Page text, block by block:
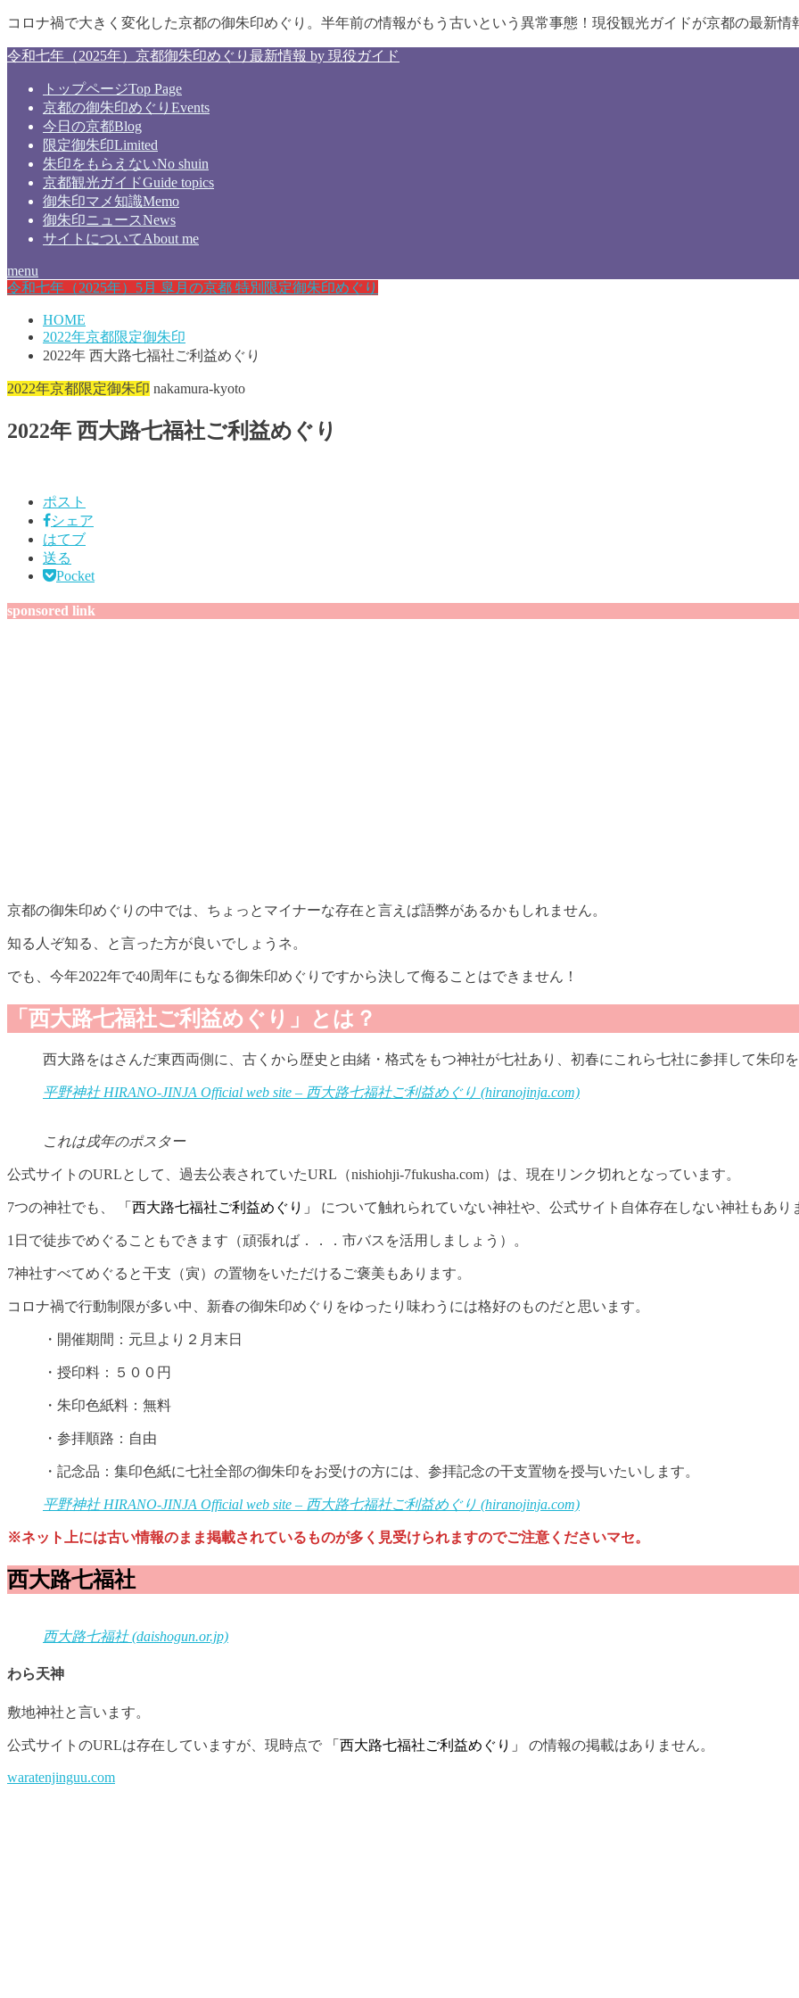
コロナ禍で大きく変化した京都の御朱印めぐり。半年前の情報がもう古いという異常事態！現役観光ガイドが京都の最新情
令和七年（2025年）京都御朱印めぐり最新情報 by 現役ガイド
トップページTop Page
京都の御朱印めぐり Events
今日の京都Blog
限定御朱印Limited
朱印をもらえないNo shuin
京都観光ガイドGuide topics
御朱印マメ知識Memo
御朱印ニュースNews
サイトについてAbout me
menu
令和七年（2025年）5月 皐月の京都 特別限定御朱印めぐり
HOME
2022年京都限定御朱印
2022年 西大路七福社ご利益めぐり
2022年京都限定御朱印 nakamura-kyoto
2022年 西大路七福社ご利益めぐり
ポスト
シェア
はてブ
送る
Pocket
sponsored link
京都の御朱印めぐりの中では、ちょっとマイナーな存在と言えば語弊があるかもしれません。
知る人ぞ知る、と言った方が良いでしょうネ。
でも、今年2022年で40周年にもなる御朱印めぐりですから決して侮ることはできません！
「西大路七福社ご利益めぐり」とは？
西大路をはさんだ東西両側に、古くから歴史と由緒・格式をもつ神社が七社あり、初春にこれら七社に参拝して朱印
平野神社 HIRANO-JINJA Official web site – 西大路七福社ご利益めぐり (hiranojinja.com)
これは戌年のポスター
公式サイトのURLとして、過去公表されていたURL（nishiohji-7fukusha.com）は、現在リンク切れとなっています。
7つの神社でも、 「西大路七福社ご利益めぐり」 について触れられていない神社や、公式サイト自体存在しない神社もあり
1日で徒歩でめぐることもできます（頑張れば．．．市バスを活用しましょう）。
7神社すべてめぐると干支（寅）の置物をいただけるご褒美もあります。
コロナ禍で行動制限が多い中、新春の御朱印めぐりをゆったり味わうには格好のものだと思います。
・開催期間：元旦より２月末日
・授印料：５００円
・朱印色紙料：無料
・参拝順路：自由
・記念品：集印色紙に七社全部の御朱印をお受けの方には、参拝記念の干支置物を授与いたいします。
平野神社 HIRANO-JINJA Official web site – 西大路七福社ご利益めぐり (hiranojinja.com)
※ネット上には古い情報のまま掲載されているものが多く見受けられますのでご注意くださいマセ。
西大路七福社
西大路七福社 (daishogun.or.jp)
わら天神
敷地神社と言います。
公式サイトのURLは存在していますが、現時点で 「西大路七福社ご利益めぐり」 の情報の掲載はありません。
waratenjinguu.com